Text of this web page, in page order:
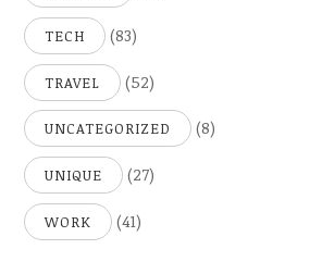
TECH (83)
TRAVEL (52)
UNCATEGORIZED (8)
UNIQUE (27)
WORK (41)